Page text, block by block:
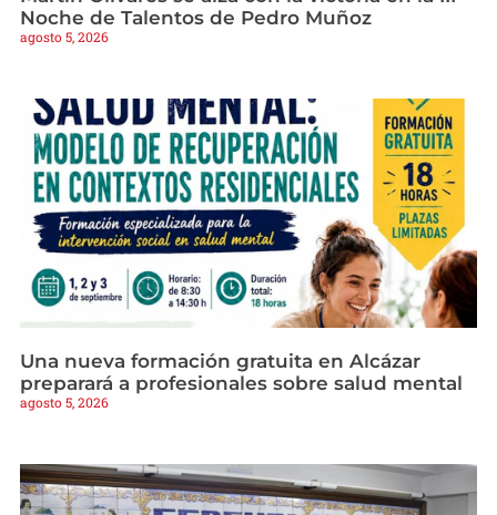
Noche de Talentos de Pedro Muñoz
agosto 5, 2026
Una nueva formación gratuita en Alcázar
preparará a profesionales sobre salud mental
agosto 5, 2026